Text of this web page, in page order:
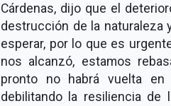
Cárdenas, dijo que el
destrucción de la naturaleza
esperar, por lo que es
nos alcanzó, estamos
pronto no habrá vuelta
debilitando la resiliencia de